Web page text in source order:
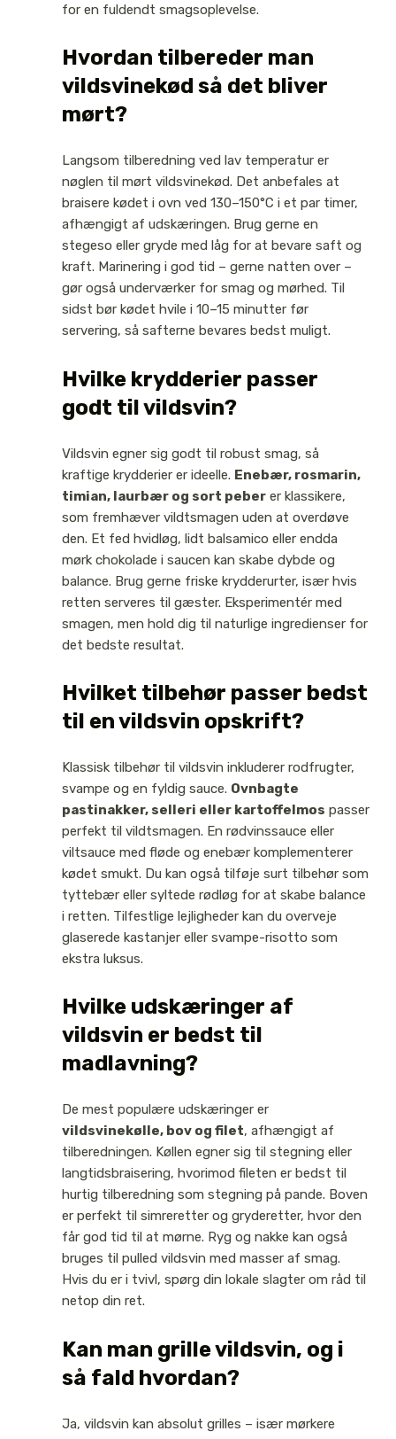
for en fuldendt smagsoplevelse.
Hvordan tilbereder man
vildsvinekød så det bliver
mørt?
Langsom tilberedning ved lav temperatur er
nøglen til mørt vildsvinekød. Det anbefales at
braisere kødet i ovn ved 130–150°C i et par timer,
afhængigt af udskæringen. Brug gerne en
stegeso eller gryde med låg for at bevare saft og
kraft. Marinering i god tid – gerne natten over –
gør også underværker for smag og mørhed. Til
sidst bør kødet hvile i 10–15 minutter før
servering, så safterne bevares bedst muligt.
Hvilke krydderier passer
godt til vildsvin?
Vildsvin egner sig godt til robust smag, så
kraftige krydderier er ideelle. Enebær, rosmarin,
timian, laurbær og sort peberer klassikere,
som fremhæver vildtsmagen uden at overdøve
den. Et fed hvidløg, lidt balsamico eller endda
mørk chokolade i saucen kan skabe dybde og
balance. Brug gerne friske krydderurter, især hvis
retten serveres til gæster. Eksperimentér med
smagen, men hold dig til naturlige ingredienser for
det bedste resultat.
Hvilket tilbehør passer bedst
til en vildsvin opskrift?
Klassisk tilbehør til vildsvin inkluderer rodfrugter,
svampe og en fyldig sauce. Ovnbagte
pastinakker, selleri eller kartoffelmos passer
perfekt til vildtsmagen. En rødvinssauce eller
viltsauce med fløde og enebær komplementerer
kødet smukt. Du kan også tilføje surt tilbehør som
tyttebær eller syltede rødløg for at skabe balance
i retten. Tilfestlige lejligheder kan du overveje
glaserede kastanjer eller svampe-risotto som
ekstra luksus.
Hvilke udskæringer af
vildsvin er bedst til
madlavning?
De mest populære udskæringer er
vildsvinekølle, bov og filet, afhængigt af
tilberedningen. Køllen egner sig til stegning eller
langtidsbraisering, hvorimod fileten er bedst til
hurtig tilberedning som stegning på pande. Boven
er perfekt til simreretter og gryderetter, hvor den
får god tid til at mørne. Ryg og nakke kan også
bruges til pulled vildsvin med masser af smag.
Hvis du er i tvivl, spørg din lokale slagter om råd til
netop din ret.
Kan man grille vildsvin, og i
så fald hvordan?
Ja, vildsvin kan absolut grilles – især mørkere